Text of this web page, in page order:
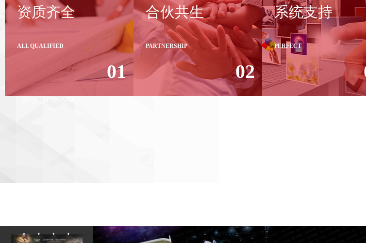
目资格高要求
资质齐全
ALL QUALIFIED
01
COMPLETE QUALIFICATION,
MEET THE PROJECT
能
合伙共生
PARTNERSHIP
02
PARTNERSHIP SYMBIOSIS,
LINK EMPOWERMENT
支持
系统支持
PERFECT
PERFECT SYSTEM AND
SOFTWARE SUPPORT